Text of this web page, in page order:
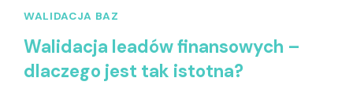
WALIDACJA BAZ
Walidacja leadów finansowych –
dlaczego jest tak istotna?